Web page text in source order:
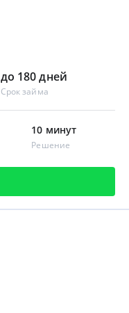
до 180 дней
Срок займа
10 минут
Решение